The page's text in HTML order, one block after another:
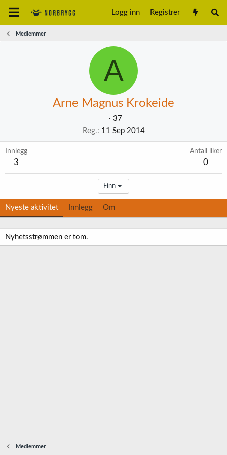
Logg inn Registrer
Medlemmer
A
Arne Magnus Krokeide
· 37
Reg.
11 Sep 2014
Innlegg
3
Antall liker
0
Finn
Nyeste aktivitet Innlegg Om
Nyhetsstrømmen er tom.
Medlemmer